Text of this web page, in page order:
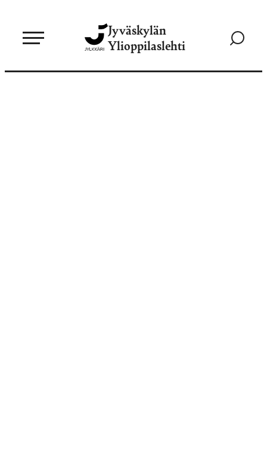
sisältöön
Jyväskylän
Ylioppilaslehti
Siirry